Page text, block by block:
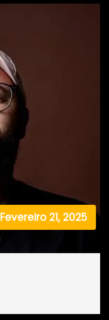
Fevereiro 21, 2025